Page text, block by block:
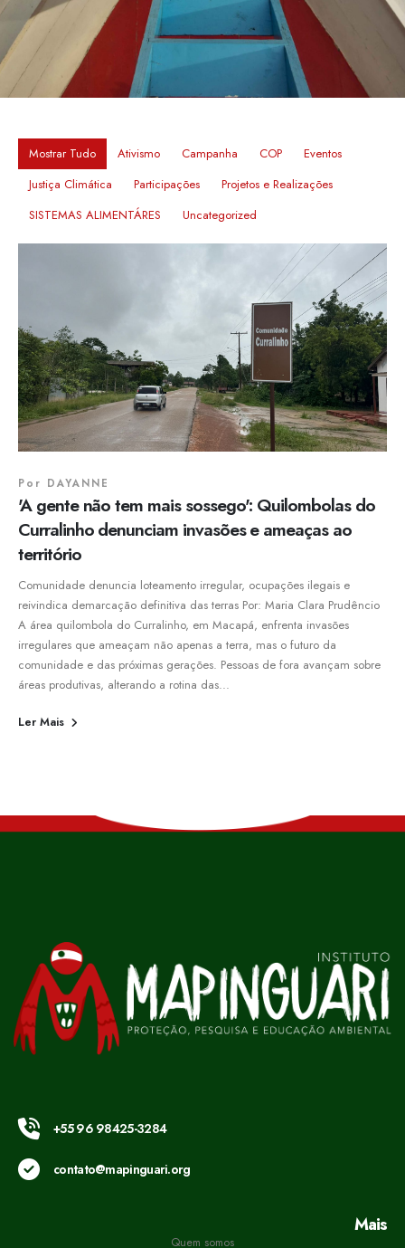
Mostrar Tudo Ativismo Campanha COP
Eventos
Justiça Climática
Participações
Projetos e Realizações
SISTEMAS ALIMENTÁRES
Uncategorized
Por DAYANNE
'A gente não tem mais sossego': Quilombolas do
Curralinho denunciam invasões e ameaças ao
território
Comunidade denuncia loteamento irregular, ocupações ilegais e
reivindica demarcação definitiva das terras Por: Maria Clara Prudêncio
A área quilombola do Curralinho, em Macapá, enfrenta invasões
irregulares que ameaçam não apenas a terra, mas o futuro da
comunidade e das próximas gerações. Pessoas de fora avançam sobre
áreas produtivas, alterando a rotina das...
Ler Mais
+55 96 98425-3284
contato@mapinguari.org
Mais
Quem somos